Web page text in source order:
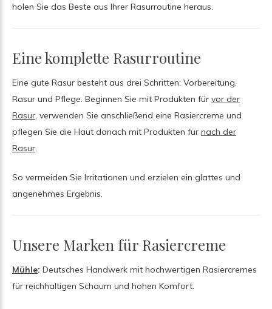
holen Sie das Beste aus Ihrer Rasurroutine heraus.
Eine komplette Rasurroutine
Eine gute Rasur besteht aus drei Schritten: Vorbereitung,
Rasur und Pflege. Beginnen Sie mit Produkten für vor der
Rasur , verwenden Sie anschließend eine Rasiercreme und
pflegen Sie die Haut danach mit Produkten für nach der
Rasur
So vermeiden Sie Irritationen und erzielen ein glattes und
angenehmes Ergebnis.
Unsere Marken für Rasiercreme
Mühle: Deutsches Handwerk mit hochwertigen Rasiercremes
für reichhaltigen Schaum und hohen Komfort.